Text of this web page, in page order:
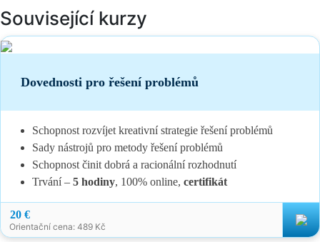
Související kurzy
Dovednosti pro řešení problémů
Schopnost rozvíjet kreativní strategie řešení problémů
Sady nástrojů pro metody řešení problémů
Schopnost činit dobrá a racionální rozhodnutí
Trvání – 5 hodiny, 100% online, certifikát
20 €
Orientační cena: 489 Kč